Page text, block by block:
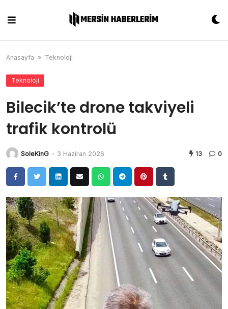
content
Anasayfa » Teknoloji
Teknoloji
Bilecik’te drone takviyeli
trafik kontrolü
SoleKinG - 3 Haziran 2026 13 0